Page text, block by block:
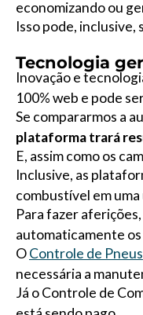
economizando ou
Isso pode,
Tecnologia
Inovação e
100% web e pode
Se compararmos a
plataforma trará
E, assim como os
Inclusive, as
combustível em
Para fazer
automaticamente
OControle de Pneus
necessária a
Já o Controle de